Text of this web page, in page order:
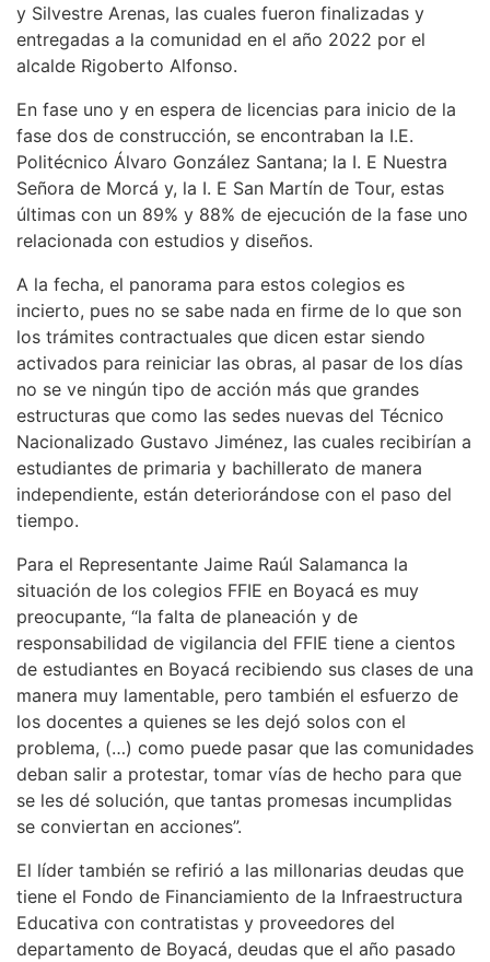
y Silvestre Arenas, las cuales fueron finalizadas y
entregadas a la comunidad en el año 2022 por el
alcalde Rigoberto Alfonso.
En fase uno y en espera de licencias para inicio de la
fase dos de construcción, se encontraban la I.E.
Politécnico Álvaro González Santana; la I. E Nuestra
Señora de Morcá y, la I. E San Martín de Tour, estas
últimas con un 89% y 88% de ejecución de la fase uno
relacionada con estudios y diseños.
A la fecha, el panorama para estos colegios es
incierto, pues no se sabe nada en firme de lo que son
los trámites contractuales que dicen estar siendo
activados para reiniciar las obras, al pasar de los días
no se ve ningún tipo de acción más que grandes
estructuras que como las sedes nuevas del Técnico
Nacionalizado Gustavo Jiménez, las cuales recibirían a
estudiantes de primaria y bachillerato de manera
independiente, están deteriorándose con el paso del
tiempo.
Para el Representante Jaime Raúl Salamanca la
situación de los colegios FFIE en Boyacá es muy
preocupante, “la falta de planeación y de
responsabilidad de vigilancia del FFIE tiene a cientos
de estudiantes en Boyacá recibiendo sus clases de una
manera muy lamentable, pero también el esfuerzo de
los docentes a quienes se les dejó solos con el
problema, (…) como puede pasar que las comunidades
deban salir a protestar, tomar vías de hecho para que
se les dé solución, que tantas promesas incumplidas
se conviertan en acciones”.
El líder también se refirió a las millonarias deudas que
tiene el Fondo de Financiamiento de la Infraestructura
Educativa con contratistas y proveedores del
departamento de Boyacá, deudas que el año pasado